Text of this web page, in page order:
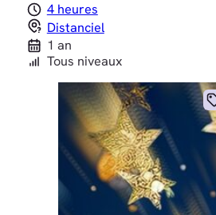
4 heures
Distanciel
1 an
Tous niveaux